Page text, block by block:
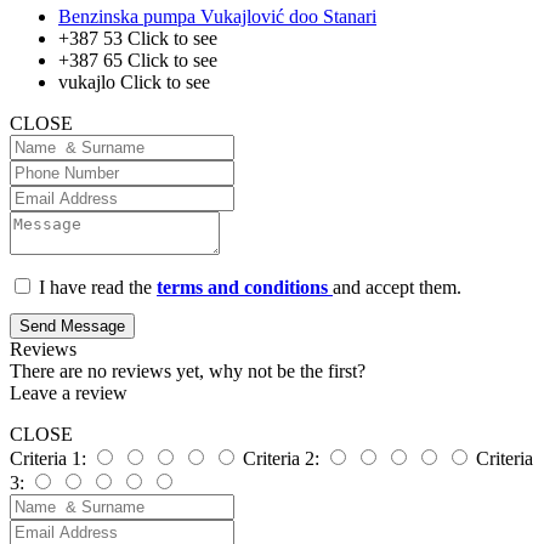
Benzinska pumpa Vukajlović doo Stanari
+387 53 Click to see
+387 65 Click to see
vukajlo Click to see
CLOSE
I have read the terms and conditions and accept them.
Send Message
Reviews
There are no reviews yet, why not be the first?
Leave a review
CLOSE
Criteria 1:
Criteria 2:
Criteria
3: